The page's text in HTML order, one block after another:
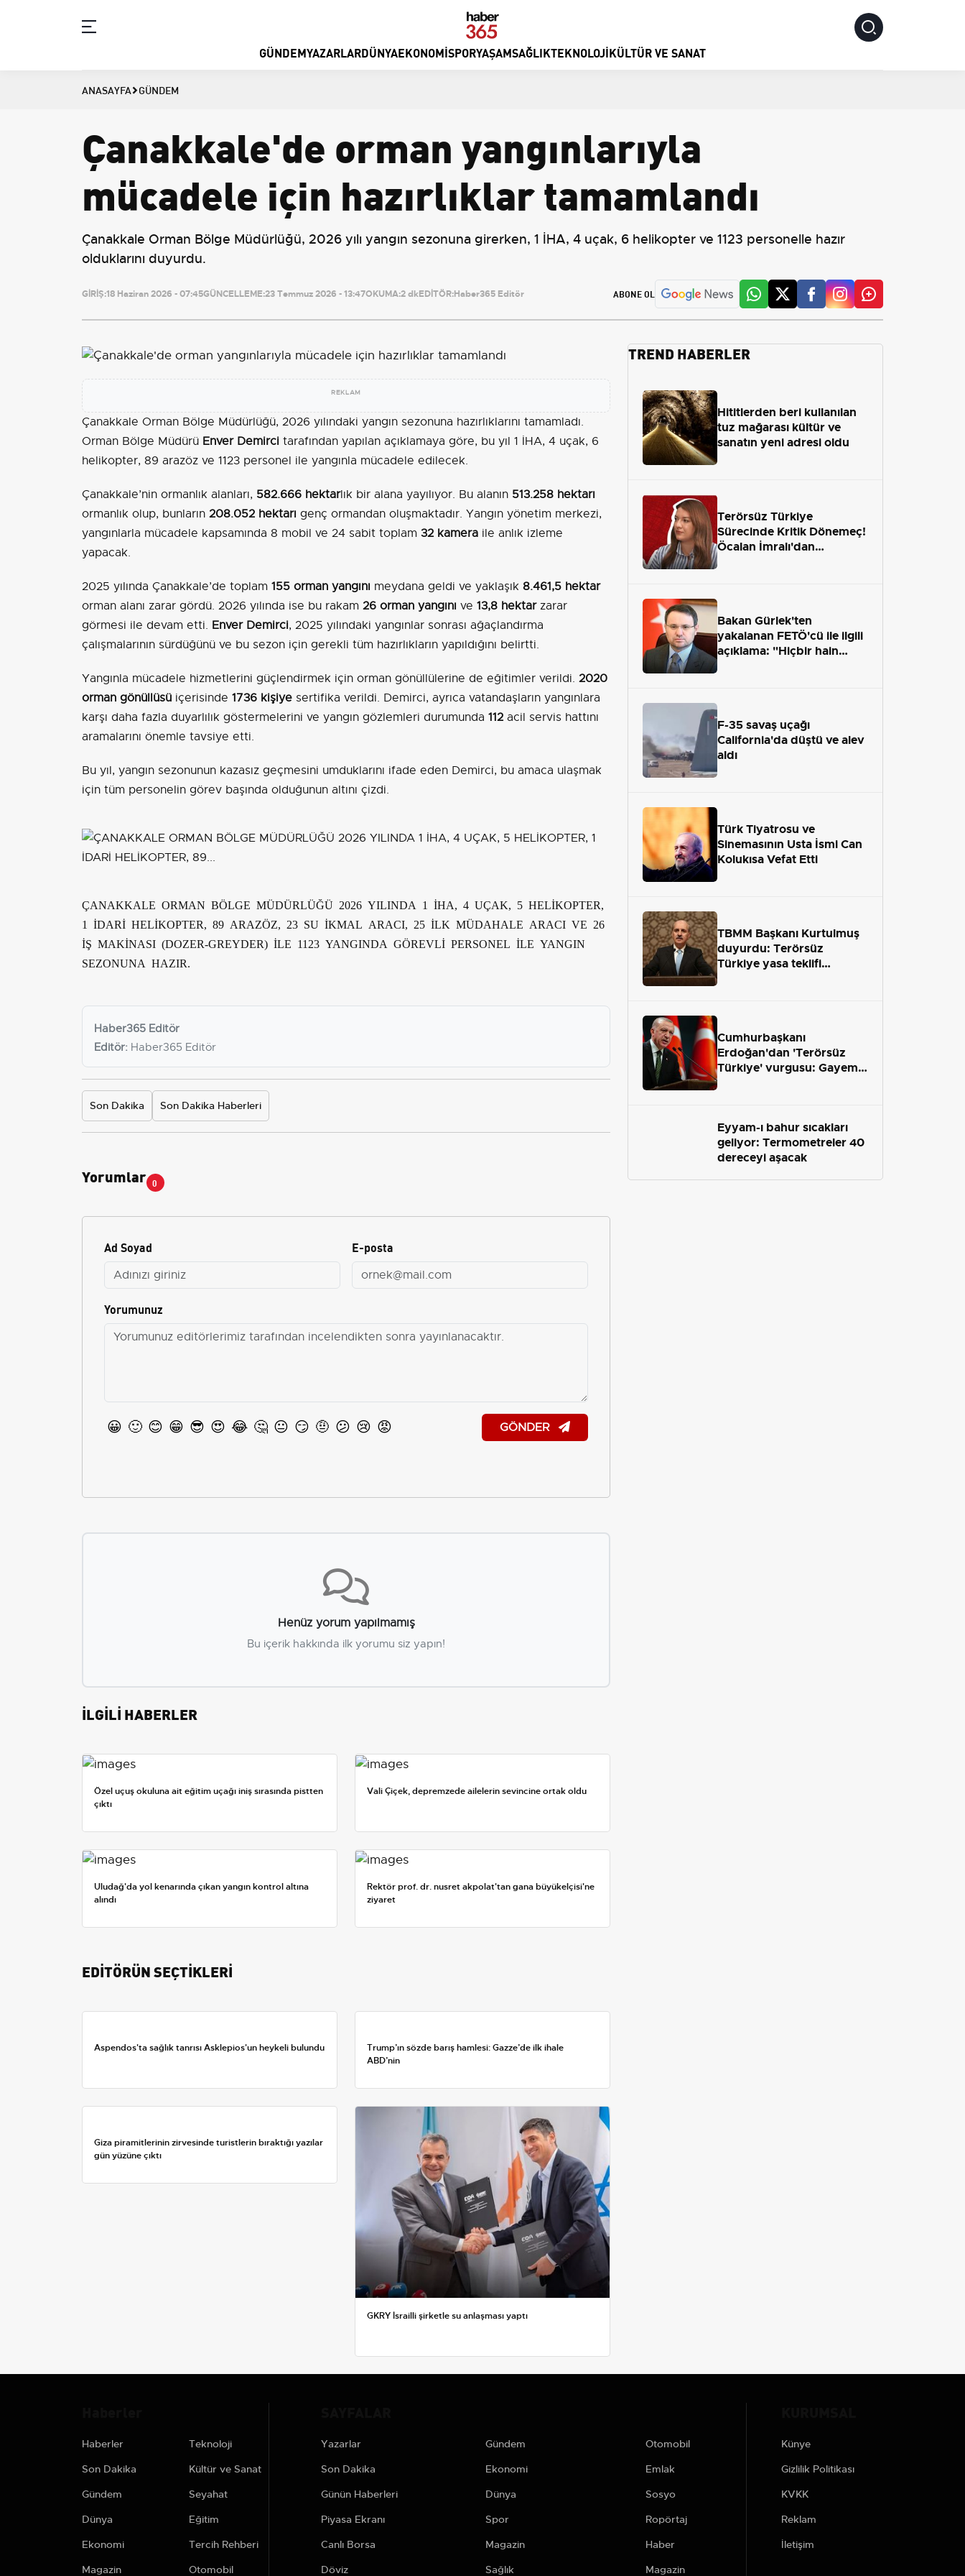
GÜNDEMYAZARLARDÜNYAEKONOMISPORYAŞAMSAĞLIKTEKNOLOJIKÜLTÜR VE SANAT
ANASAYFA GÜNDEM
Çanakkale'de orman yangınlarıyla
mücadele için hazırlıklar tamamlandı
Çanakkale Orman Bölge Müdürlüğü, 2026 yılı yangın sezonuna girerken, 1 İHA, 4 uçak, 6 helikopter ve 1123 personelle hazır
olduklarını duyurdu.
GİRİŞ:18 Haziran 2026 - 07:45GÜNCELLEME:23 Temmuz 2026 - 13:47OKUMA:2 dkEDİTÖR:Haber365 Editör ABONE OL
REKLAM
Çanakkale Orman Bölge Müdürlüğü, 2026 yılındaki yangın sezonuna hazırlıklarını tamamladı.
Orman Bölge Müdürü Enver Demirci tarafından yapılan açıklamaya göre, bu yıl 1 İHA, 4 uçak, 6
helikopter, 89 arazöz ve 1123 personel ile yangınla mücadele edilecek.
Çanakkale’nin ormanlık alanları, 582.666 hektarlık bir alana yayılıyor. Bu alanın 513.258 hektarı
ormanlık olup, bunların 208.052 hektarı genç ormandan oluşmaktadır. Yangın yönetim merkezi,
yangınlarla mücadele kapsamında 8 mobil ve 24 sabit toplam 32 kamera ile anlık izleme
yapacak.
2025 yılında Çanakkale’de toplam 155 orman yangını meydana geldi ve yaklaşık 8.461,5 hektar
orman alanı zarar gördü. 2026 yılında ise bu rakam 26 orman yangını ve 13,8 hektarzarar
görmesi ile devam etti. Enver Demirci, 2025 yılındaki yangınlar sonrası ağaçlandırma
çalışmalarının sürdüğünü ve bu sezon için gerekli tüm hazırlıkların yapıldığını belirtti.
Yangınla mücadele hizmetlerini güçlendirmek için orman gönüllülerine de eğitimler verildi. 2020
orman gönüllüsü içerisinde 1736 kişiye sertifika verildi. Demirci, ayrıca vatandaşların yangınlara
karşı daha fazla duyarlılık göstermelerini ve yangın gözlemleri durumunda 112 acil servis hattını
aramalarını önemle tavsiye etti.
Bu yıl, yangın sezonunun kazasız geçmesini umduklarını ifade eden Demirci, bu amaca ulaşmak
için tüm personelin görev başında olduğunun altını çizdi.
ÇANAKKALE ORMAN BÖLGE MÜDÜRLÜĞÜ 2026 YILINDA 1 İHA, 4 UÇAK, 5 HELİKOPTER,
1 İDARİ HELİKOPTER, 89 ARAZÖZ, 23 SU İKMAL ARACI, 25 İLK MÜDAHALE ARACI VE 26
İŞ MAKİNASI (DOZER-GREYDER) İLE 1123 YANGINDA GÖREVLİ PERSONEL İLE YANGIN
SEZONUNA HAZIR.
Haber365 Editör
Editör: Haber365 Editör
Son Dakika Son Dakika Haberleri
Yorumlar 0
Ad Soyad E-posta
Yorumunuz
😀 🙂 😊 😁 😎 😍 😂 🤔 😐 😏 🤨 😕 😢 😡 GÖNDER
Henüz yorum yapılmamış
Bu içerik hakkında ilk yorumu siz yapın!
İLGİLİ HABERLER
Özel uçuş okuluna ait eğitim uçağı iniş sırasında pistten
çıktı
Vali Çiçek, depremzede ailelerin sevincine ortak oldu
Uludağ'da yol kenarında çıkan yangın kontrol altına
alındı
Rektör prof. dr. nusret akpolat'tan gana büyükelçisi'ne
ziyaret
EDİTÖRÜN SEÇTİKLERİ
Aspendos'ta sağlık tanrısı Asklepios'un heykeli bulundu
Trump’ın sözde barış hamlesi: Gazze’de ilk ihale
ABD’nin
Giza piramitlerinin zirvesinde turistlerin bıraktığı yazılar
gün yüzüne çıktı
GKRY İsrailli şirketle su anlaşması yaptı
TREND HABERLER
Hititlerden beri kullanılan
tuz mağarası kültür ve
sanatın yeni adresi oldu
Terörsüz Türkiye
Sürecinde Kritik Dönemeç!
Öcalan İmralı'dan
Bakan Gürlek'ten
yakalanan FETÖ'cü ile ilgili
açıklama: "Hiçbir hain
F-35 savaş uçağı
California'da düştü ve alev
aldı
Türk Tiyatrosu ve
Sinemasının Usta İsmi Can
Kolukısa Vefat Etti
TBMM Başkanı Kurtulmuş
duyurdu: Terörsüz
Türkiye yasa teklifi
Cumhurbaşkanı
Erdoğan'dan 'Terörsüz
Türkiye' vurgusu: Gayemiz
Eyyam-ı bahur sıcakları
geliyor: Termometreler 40
dereceyi aşacak
Haberler
Son Dakika
Gündem
Dünya
Ekonomi
Magazin
Teknoloji
Kültür ve Sanat
Seyahat
Eğitim
Tercih Rehberi
Otomobil
Yazarlar
Son Dakika
Günün Haberleri
Piyasa Ekranı
Canlı Borsa
Döviz
Gündem
Ekonomi
Dünya
Spor
Magazin
Sağlık
Otomobil
Emlak
Sosyo
Ropörtaj
Haber
Magazin
Künye
Gizlilik Politikası
KVKK
Reklam
İletişim